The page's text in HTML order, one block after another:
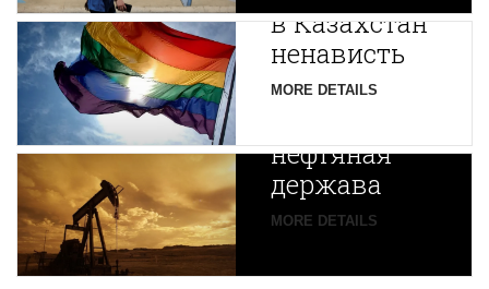
в Казахстан
ненависть
MORE DETAILS
Центральной
Азии
зарождается
нефтяная
держава
MORE DETAILS